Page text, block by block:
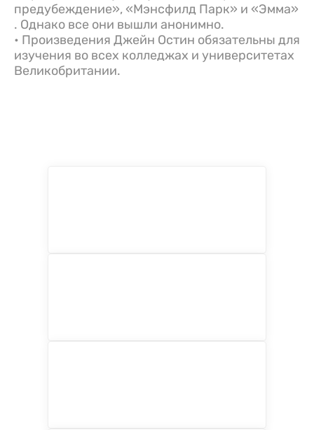
предубеждение», «Мэнсфилд Парк» и «Эмма»
. Однако все они вышли анонимно.
• Произведения Джейн Остин обязательны для
изучения во всех колледжах и университетах
Великобритании.